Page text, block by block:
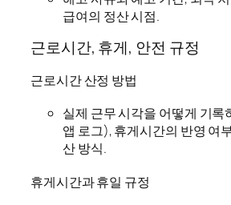
급여의 정산 시점.
근로시간, 휴게, 안전 규정
근로시간 산정 방법
실제 근무 시각을 어떻게 기
앱 로그), 휴게시간의 반영 여
산 방식.
휴게시간과 휴일 규정